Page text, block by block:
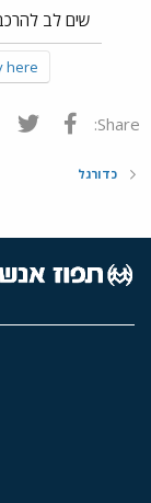
שים לב
here.
Share: פייסבוק
כדורגל